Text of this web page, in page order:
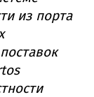
из порта